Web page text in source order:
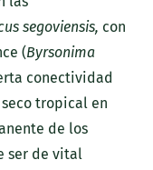
segoviensis, con
(Byrsonima
conectividad
tropical en
de los
ser de vital